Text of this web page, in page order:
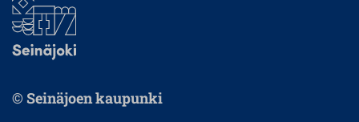
© Seinäjoen kaupunki